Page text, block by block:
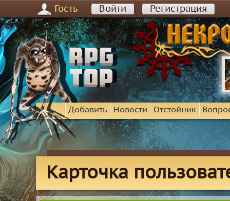
Гость Войти Регистрация
Добавить Новости Отстойник
Карточка